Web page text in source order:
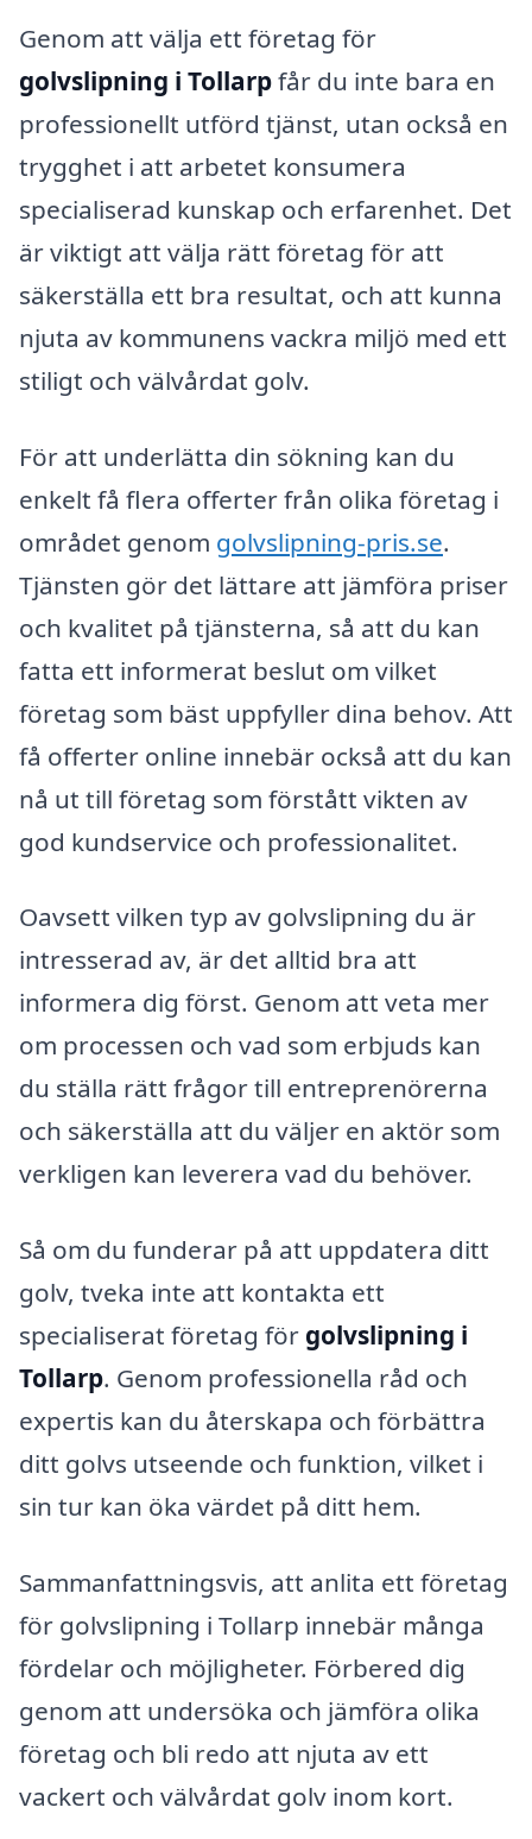
Genom att välja ett företag för
golvslipning i Tollarpfår du inte bara en
professionellt utförd tjänst, utan också en
trygghet i att arbetet konsumera
specialiserad kunskap och erfarenhet. Det
är viktigt att välja rätt företag för att
säkerställa ett bra resultat, och att kunna
njuta av kommunens vackra miljö med ett
stiligt och välvårdat golv.
För att underlätta din sökning kan du
enkelt få flera offerter från olika företag i
området genom golvslipning-pris.se.
Tjänsten gör det lättare att jämföra priser
och kvalitet på tjänsterna, så att du kan
fatta ett informerat beslut om vilket
företag som bäst uppfyller dina behov. Att
få offerter online innebär också att du kan
nå ut till företag som förstått vikten av
god kundservice och professionalitet.
Oavsett vilken typ av golvslipning du är
intresserad av, är det alltid bra att
informera dig först. Genom att veta mer
om processen och vad som erbjuds kan
du ställa rätt frågor till entreprenörerna
och säkerställa att du väljer en aktör som
verkligen kan leverera vad du behöver.
Så om du funderar på att uppdatera ditt
golv, tveka inte att kontakta ett
specialiserat företag för golvslipning i
Tollarp. Genom professionella råd och
expertis kan du återskapa och förbättra
ditt golvs utseende och funktion, vilket i
sin tur kan öka värdet på ditt hem.
Sammanfattningsvis, att anlita ett företag
för golvslipning i Tollarp innebär många
fördelar och möjligheter. Förbered dig
genom att undersöka och jämföra olika
företag och bli redo att njuta av ett
vackert och välvårdat golv inom kort.